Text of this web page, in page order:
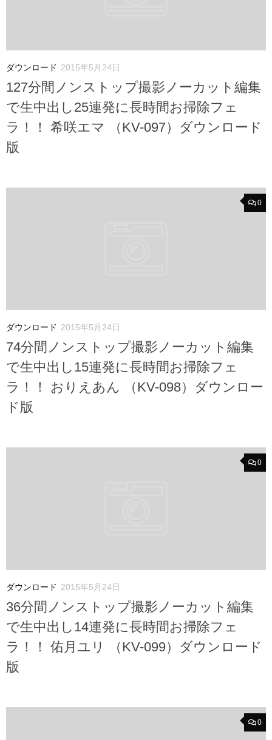
ダウンロード 2015年5月24日
127分間ノンストップ撮影ノーカット編集
で生中出し25連発に長時間お掃除フェ
ラ！！ 希咲エマ （KV-097）ダウンロード
版
0
ダウンロード 2015年5月24日
74分間ノンストップ撮影ノーカット編集
で生中出し15連発に長時間お掃除フェ
ラ！！ おりえあん （KV-098）ダウンロー
ド版
0
ダウンロード 2015年5月24日
36分間ノンストップ撮影ノーカット編集
で生中出し14連発に長時間お掃除フェ
ラ！！ 佑月ユリ （KV-099）ダウンロード
版
0